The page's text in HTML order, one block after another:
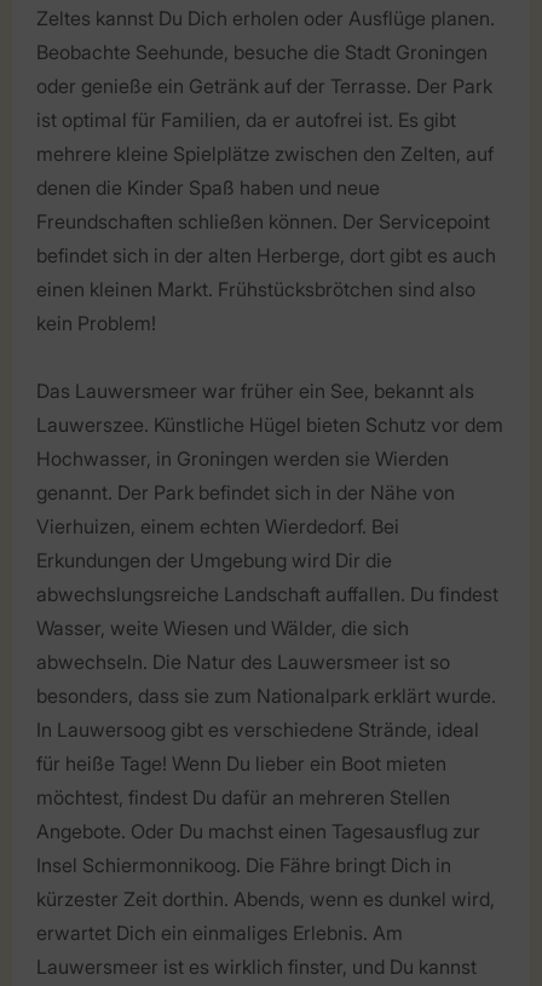
Zeltes kannst Du Dich erholen oder Ausflüge planen.
Beobachte Seehunde, besuche die Stadt Groningen
oder genieße ein Getränk auf der Terrasse. Der Park
ist optimal für Familien, da er autofrei ist. Es gibt
mehrere kleine Spielplätze zwischen den Zelten, auf
denen die Kinder Spaß haben und neue
Freundschaften schließen können. Der Servicepoint
befindet sich in der alten Herberge, dort gibt es auch
einen kleinen Markt. Frühstücksbrötchen sind also
kein Problem!
Das Lauwersmeer war früher ein See, bekannt als
Lauwerszee. Künstliche Hügel bieten Schutz vor dem
Hochwasser, in Groningen werden sie Wierden
genannt. Der Park befindet sich in der Nähe von
Vierhuizen, einem echten Wierdedorf. Bei
Erkundungen der Umgebung wird Dir die
abwechslungsreiche Landschaft auffallen. Du findest
Wasser, weite Wiesen und Wälder, die sich
abwechseln. Die Natur des Lauwersmeer ist so
besonders, dass sie zum Nationalpark erklärt wurde.
In Lauwersoog gibt es verschiedene Strände, ideal
für heiße Tage! Wenn Du lieber ein Boot mieten
möchtest, findest Du dafür an mehreren Stellen
Angebote. Oder Du machst einen Tagesausflug zur
Insel Schiermonnikoog. Die Fähre bringt Dich in
kürzester Zeit dorthin. Abends, wenn es dunkel wird,
erwartet Dich ein einmaliges Erlebnis. Am
Lauwersmeer ist es wirklich finster, und Du kannst